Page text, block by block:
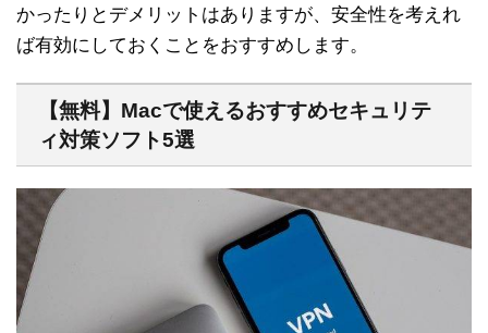
かったりとデメリットはありますが、安全性を考えれ
ば有効にしておくことをおすすめします。
【無料】Macで使えるおすすめセキュリテ
ィ対策ソフト5選